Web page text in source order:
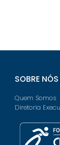
SOBRE NÓS
Quem Somos
Diretoria